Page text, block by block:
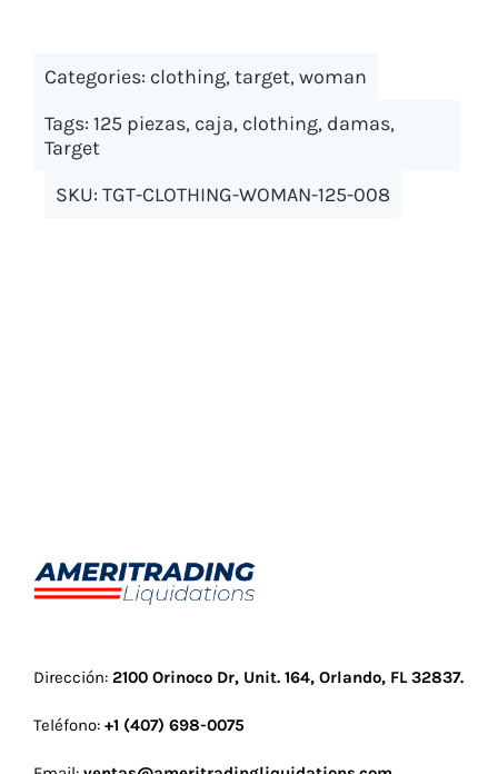
Categories: clothing,target,woman
Tags: 125 piezas, caja, clothing, damas,
Target
SKU: TGT-CLOTHING-WOMAN-125-008
Dirección: 2100 Orinoco Dr, Unit. 164, Orlando, FL 32837.
Teléfono: +1 (407) 698-0075